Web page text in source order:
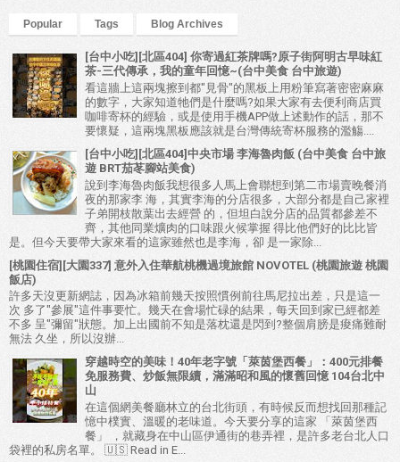
Popular Tags Blog Archives
[台中小吃][北區404] 你寄過紅茶牌嗎?原子街阿明古早味紅
茶-三代傳承，我的童年回憶~(台中美食 台中旅遊)
看這牆上這兩塊擦到都"見骨"的黑板上用粉筆寫著密密麻麻
的數字，大家知道牠們是什麼嗎?如果大家有去便利商店買
咖啡寄杯的經驗，或是使用手機APP做上述動作的話，那不
要懷疑，這兩塊黑板應該就是台灣傳統寄杯服務的濫觴....
[台中小吃][北區404]中央市場 李海魯肉飯 (台中美食 台中旅
遊 BRT茄苳腳站美食)
說到李海魯肉飯我想很多人馬上會聯想到第二市場賣晚餐消
夜的那家李 海，其實李海的分店很多，大部分都是自己家裡
子弟開枝散葉出去經營 的，但坦白說分店的品質都參差不
齊，其他同業爌肉的口味跟火候掌握 得比他們好的比比皆
是。但今天要帶大家來看的這家雖然也是李海，卻 是一家除...
[桃園住宿][大園337] 意外入住華航桃機過境旅館 NOVOTEL (桃園旅遊 桃園
飯店)
許多天沒更新網誌，因為冰箱前幾天按照慣例前往馬尼拉出差，只是這一
次 多了"參展"這件事要忙。幾天在會場忙碌的結果，每天回到家已經都差
不多 呈"彌留"狀態。加上出國前不知是落枕還是閃到?整個肩膀是痠痛難耐
無法 久坐，所以沒辦...
穿越時空的美味！40年老字號「萊茵堡西餐」：400元排餐
免服務費、炒飯無限續，滿滿昭和風的懷舊回憶 104台北中
山
在這個網美餐廳林立的台北街頭，有時候反而想找回那種記
憶中樸實、溫暖的老味道。今天要分享的這家 「萊茵堡西
餐」 ，就藏身在中山區伊通街的巷弄裡，是許多老台北人口
袋裡的私房名單。 🇺🇸 Read in E...